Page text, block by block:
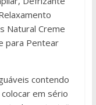
Natural Creme
para Pentear
contendo
em sério